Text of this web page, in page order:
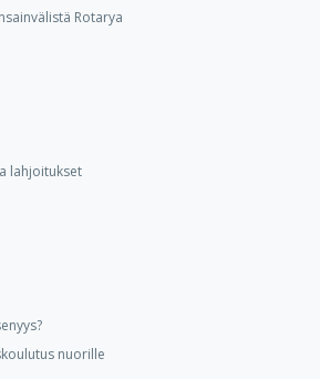
Rotarya
lahjoitukset
nuorille